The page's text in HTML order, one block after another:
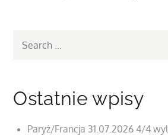
Ostatnie wpisy
Paryż/Francja 31.07.2026 4/4